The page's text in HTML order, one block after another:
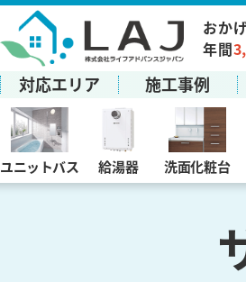
おか
年間
対応エリア 施工事例
ユニットバス 給湯器 洗面化粧台